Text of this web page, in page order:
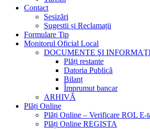
Contact
Sesizări
Sugestii și Reclamații
Formulare Tip
Monitorul Oficial Local
DOCUMENTE ŞI
Plăți restante
Datoria Publică
Bilanț
Împrumut bancar
ARHIVĂ
Plăți Online
Plăți Online – Verificare ROL E-
Plăți Online REGISTA